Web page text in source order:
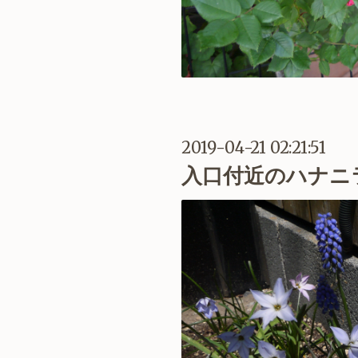
2019-04-21 02:21:51
入口付近のハナニ